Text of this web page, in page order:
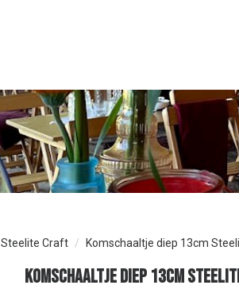
Steelite Craft Komschaaltje diep 13cm
Komschaaltje diep 13cm